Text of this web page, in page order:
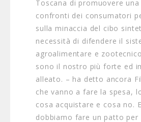
Toscana di promuovere
confronti dei consumatori
sulla minaccia del cibo
necessità di difendere il
agroalimentare e
sono il nostro più forte ed
alleato. – ha detto ancora
che vanno a fare la spesa,
cosa acquistare e cosa no.
dobbiamo fare un patto per